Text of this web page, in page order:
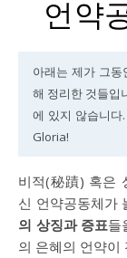
언약
아래는 제가 그동안 공부한 내용들을 관심 있는 분들과 나누기 위
해 정리한 것들입
에 있지 않습니
Gloria!
비적(秘蹟) 혹은
신 언약공동체가
의 상징과 증표들
의 은혜의 언약이